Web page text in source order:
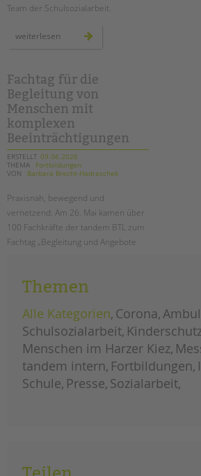
schoolcoach BTL
Stellenangebote
tandem als Arbeitgeberin
NEWS/BLOG
unkuerzbar
Briefe an Kai
PRESSE
Magazin
KONTAKT
Datenschutz
Hinweisgebersystem
Intranet
Team der Schulsozialarbeit.
weiterlesen
zeichen
konrad-
wachsmann-
werte-
tag
Fachtag für die
Begleitung von
Menschen mit
komplexen
Beeinträchtigungen
ERSTELLT 09.06.2026
THEMA
Fortbildungen
VON
Barbara Brecht-Hadraschek
Praxisnah, bewegend und
vernetzend: Am 26. Mai kamen über
100 Fachkräfte der tandem BTL zum
Fachtag „Begleitung und Angebote
die
begleitung
von
mit
komplexen
beeinträchtigungen
Themen
Alle Kategorien Corona
Schulsozialarbeit
Menschen im Harzer Kiez
tandem intern Fortbildungen
Schule Presse Sozialarbeit